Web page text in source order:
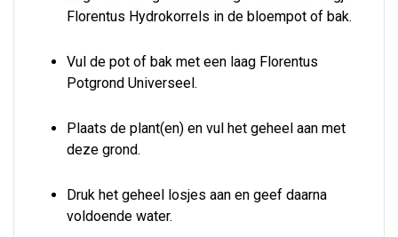
Florentus Hydrokorrels in de bloempot of bak.
Vul de pot of bak met een laag Florentus
Potgrond Universeel.
Plaats de plant(en) en vul het geheel aan met
deze grond.
Druk het geheel losjes aan en geef daarna
voldoende water.